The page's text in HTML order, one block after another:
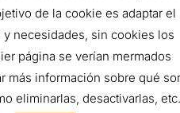
Primary
Radialseal
RadialSeal™
Cellulose
de la cookie es adaptar el
necesidades, sin cookies los
página se verían mermados
más información sobre qué
eliminarlas, desactivarlas,